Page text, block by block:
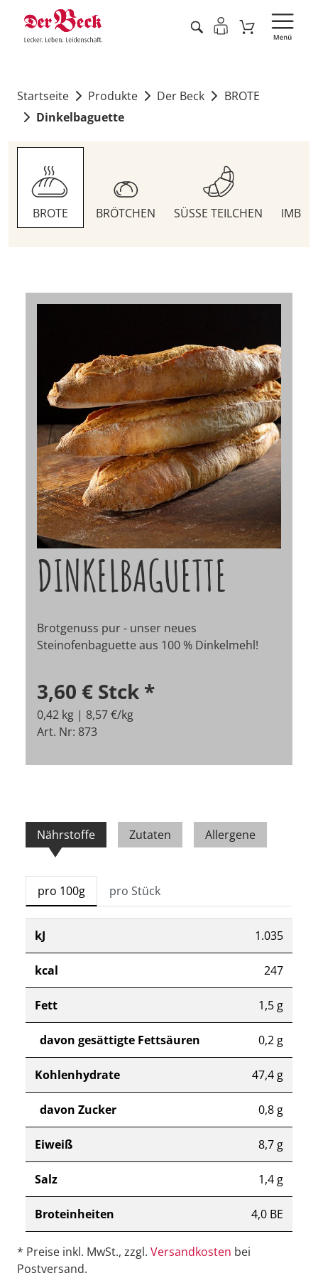
Startseite Produkte Der Beck
BROTE
Dinkelbaguette
BROTE BRÖTCHEN SÜSSE TEILCHEN
DINKELBAGUETTE
Brotgenuss pur - unser neues
Steinofenbaguette aus 100 % Dinkelmehl!
3,60 € Stck *
0,42 kg | 8,57 €/kg
Art. Nr: 873
Nährstoffe Zutaten Allergene
pro 100g pro Stück
kJ 1.035
kcal 247
Fett 1,5 g
davon gesättigte Fettsäuren 0,2 g
Kohlenhydrate 47,4 g
davon Zucker 0,8 g
Eiweiß 8,7 g
Salz 1,4 g
Broteinheiten 4,0 BE
* Preise inkl. MwSt., zzgl. Versandkosten bei
Postversand.